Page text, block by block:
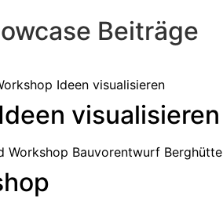
Beiträge
visualisieren